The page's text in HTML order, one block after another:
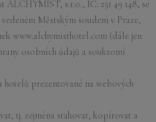
s.r.o., IČ: 251 49 148, se
Městským soudem v Praze,
www.alchymisthotel.com (dále jen
osobních údajů a soukromí
prezentované na webových
tj. zejména stahovat, kopírovat a